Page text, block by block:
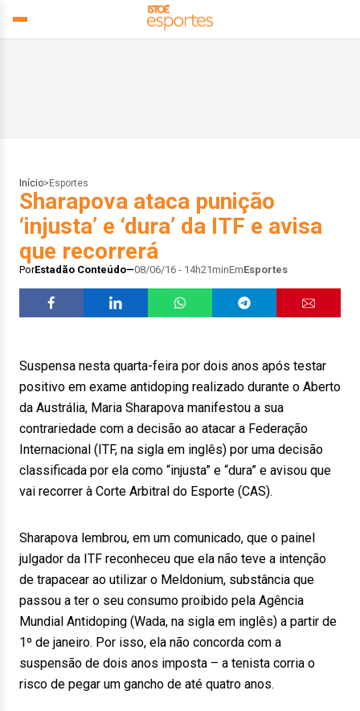
Início> Esportes
Sharapova ataca punição
‘injusta’ e ‘dura’ da ITF e avisa
que recorrerá
PorEstadão Conteúdo 08/06/16 - 14h21minEmEsportes
Suspensa nesta quarta-feira por dois anos após testar
positivo em exame antidoping realizado durante o Aberto
da Austrália, Maria Sharapova manifestou a sua
contrariedade com a decisão ao atacar a Federação
Internacional (ITF, na sigla em inglês) por uma decisão
classificada por ela como “injusta” e “dura” e avisou que
vai recorrer à Corte Arbitral do Esporte (CAS).
Sharapova lembrou, em um comunicado, que o painel
julgador da ITF reconheceu que ela não teve a intenção
de trapacear ao utilizar o Meldonium, substância que
passou a ter o seu consumo proibido pela Agência
Mundial Antidoping (Wada, na sigla em inglês) a partir de
1º de janeiro. Por isso, ela não concorda com a
suspensão de dois anos imposta – a tenista corria o
risco de pegar um gancho de até quatro anos.